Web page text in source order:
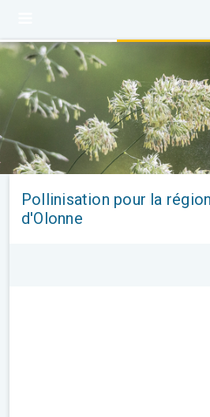
Pollinisation pour la
d'Olonne